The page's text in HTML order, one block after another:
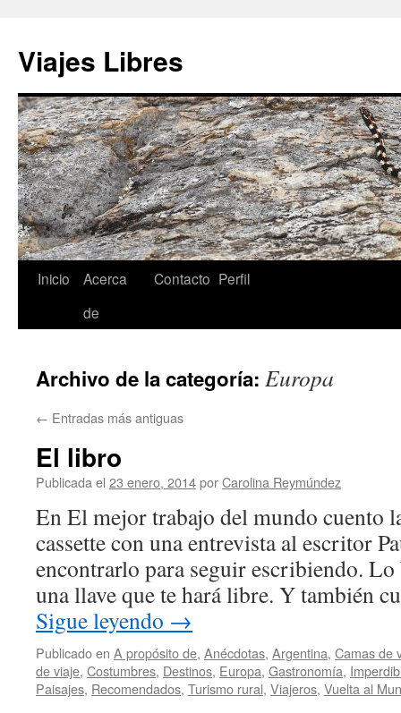
contenido
Viajes Libres
Inicio
Acerca
de
Contacto Perfil
Archivo de la categoría: Europa
← Entradas más antiguas
El libro
Publicada el 23 enero, 2014porCarolina Reymúndez
En El mejor trabajo del mundo cuento
cassette con una entrevista al escritor
encontrarlo para seguir escribiendo. Lo
una llave que te hará libre. Y también
Sigue leyendo →
Publicado en A propósito de, Anécdotas, Argentina, Camas de
de viaje, Costumbres, Destinos, Europa, Gastronomí­a,
Paisajes, Recomendados, Turismo rural, Viajeros, Vuelta al